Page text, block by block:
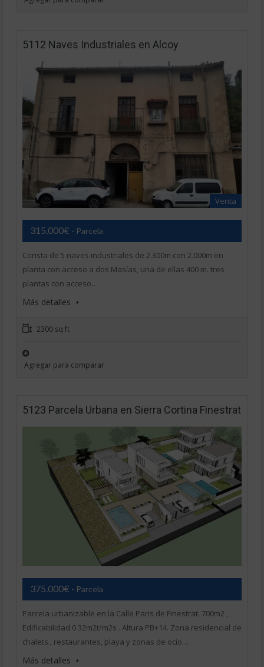
5112 Naves Industriales en Alcoy
Venta
315.000€ - Parcela
Consta de 5 naves industriales de 2.300m con 2.000m en
planta con acceso a dos Masías, una de ellas 400 m. tres
plantas con acceso…
Más detalles
2300 sq ft
Agregar para comparar
5123 Parcela Urbana en Sierra Cortina Finestrat
375.000€ - Parcela
Parcela urbanizable en la Calle Paris de Finestrat. 700m2 ,
Edificabilidad 0.32m2t/m2s . Altura PB+14. Zona residencial de
chalets., restaurantes, playa y zonas de ocio…
Más detalles